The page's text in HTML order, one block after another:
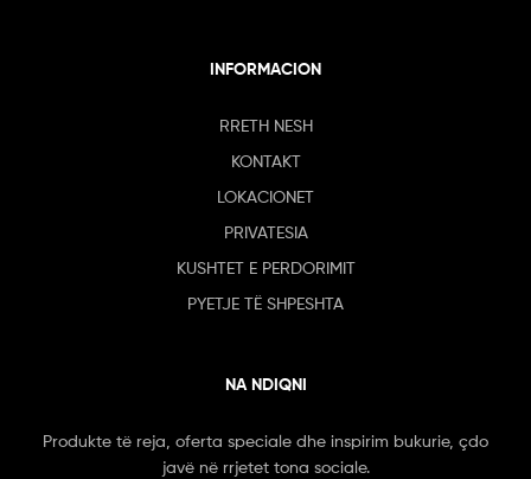
INFORMACION
RRETH NESH
KONTAKT
LOKACIONET
PRIVATESIA
KUSHTET E PERDORIMIT
PYETJE TË SHPESHTA
NA NDIQNI
Produkte të reja, oferta speciale dhe inspirim bukurie, çdo
javë në rrjetet tona sociale.